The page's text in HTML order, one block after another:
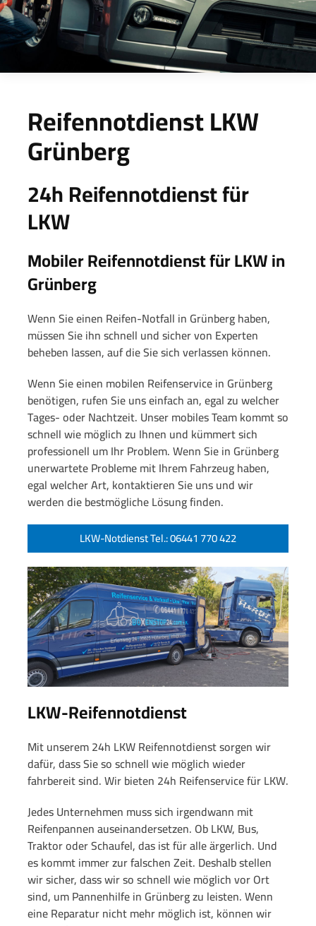
Reifennotdienst LKW
Grünberg
24h Reifennotdienst für
LKW
Mobiler Reifennotdienst für LKW in
Grünberg
Wenn Sie einen Reifen-Notfall in Grünberg haben,
müssen Sie ihn schnell und sicher von Experten
beheben lassen, auf die Sie sich verlassen können.
Wenn Sie einen mobilen Reifenservice in Grünberg
benötigen, rufen Sie uns einfach an, egal zu welcher
Tages- oder Nachtzeit. Unser mobiles Team kommt so
schnell wie möglich zu Ihnen und kümmert sich
professionell um Ihr Problem. Wenn Sie in Grünberg
unerwartete Probleme mit Ihrem Fahrzeug haben,
egal welcher Art, kontaktieren Sie uns und wir
werden die bestmögliche Lösung finden.
LKW-Notdienst Tel.: 06441 770 422
LKW-Reifennotdienst
Mit unserem 24h LKW Reifennotdienst sorgen wir
dafür, dass Sie so schnell wie möglich wieder
fahrbereit sind. Wir bieten 24h Reifenservice für LKW.
Jedes Unternehmen muss sich irgendwann mit
Reifenpannen auseinandersetzen. Ob LKW, Bus,
Traktor oder Schaufel, das ist für alle ärgerlich. Und
es kommt immer zur falschen Zeit. Deshalb stellen
wir sicher, dass wir so schnell wie möglich vor Ort
sind, um Pannenhilfe in Grünberg zu leisten. Wenn
eine Reparatur nicht mehr möglich ist, können wir